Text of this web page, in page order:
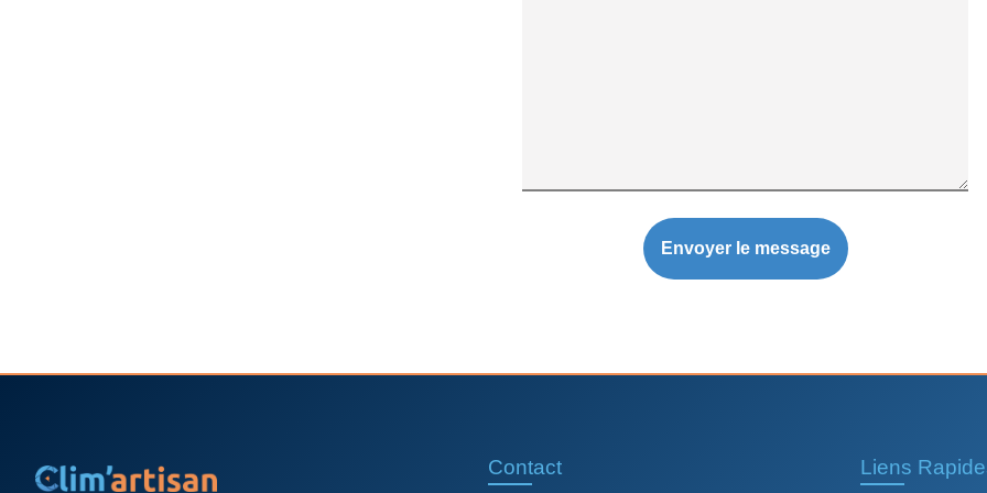
Contact Liens